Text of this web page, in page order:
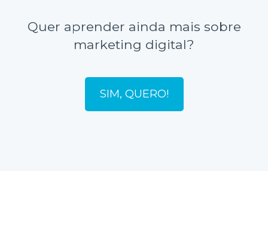
Quer aprender ainda mais sobre
marketing digital?
SIM, QUERO!